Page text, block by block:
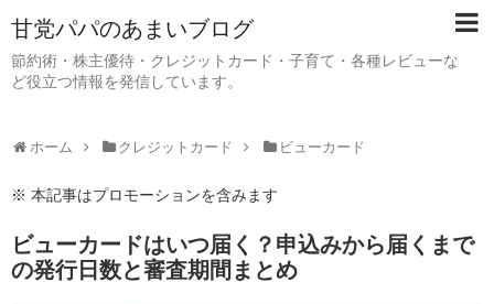
甘党パパのあまいブログ
節約術・株主優待・クレジットカード・子育て・各種レビューな
ど役立つ情報を発信しています。
ホーム クレジットカード ビューカード
※ 本記事はプロモーションを含みます
ビューカードはいつ届く？申込みから届くまで
の発行日数と審査期間まとめ